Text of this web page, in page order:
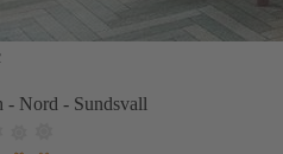
- Nord - Sundsvall